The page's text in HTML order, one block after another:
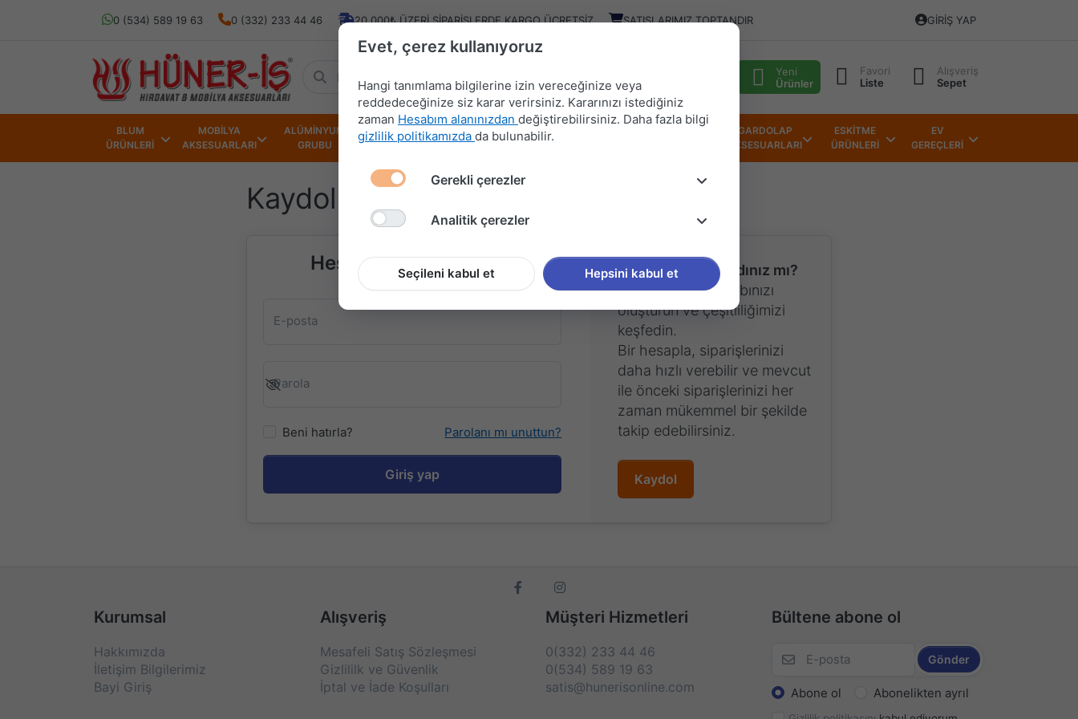
0 (534) 589 19 63 0 (332) 233 44 46 20.000₺ ÜZERI SIPARIŞLERDE KARGO ÜCRETSIZ SATIŞLARIMIZ TOPTANDIR GIRIŞ YAP
Yeni
Ürünler
Favori
Liste
Alışveriş
Sepet
BLUM
ÜRÜNLERİ
MOBİLYA
AKSESUARLARI
ALÜMİNYUM
GRUBU
HIRDAVAT
MALZEMELERİ
MUTFAK
AKSESUARLARI
GARDOLAP
AKSESUARLARI
ESKİTME
ÜRÜNLERİ
EV
GEREÇLERİ
Kaydol
Hesabınıza giriş yapın
E-posta
Parola
Beni hatırla? Parolanı mı unuttun?
Giriş yap
Henüz kayıt olmadınız mı?
Hemen kendi hesabınızı
oluşturun ve çeşitliliğimizi
keşfedin.
Bir hesapla, siparişlerinizi
daha hızlı verebilir ve mevcut
ile önceki siparişlerinizi her
zaman mükemmel bir şekilde
takip edebilirsiniz.
Kaydol
Kurumsal
Hakkımızda
İletişim Bilgilerimiz
Bayi Giriş
Alışveriş
Mesafeli Satış Sözleşmesi
Gizlililk ve Güvenlik
İptal ve İade Koşulları
Müşteri Hizmetleri
0(332) 233 44 46
0(534) 589 19 63
satis@hunerisonline.com
Bültene abone ol
Gönder
Abone ol Abonelikten ayrıl
Evet, çerez kullanıyoruz
Hangi tanımlama bilgilerine izin vereceğinize veya
reddedeceğinize siz karar verirsiniz. Kararınızı istediğiniz
zaman Hesabım alanınızdan değiştirebilirsiniz. Daha fazla bilgi
gizlilik politikamızda da bulunabilir.
Gerekli çerezler
Analitik çerezler
Seçileni kabul et Hepsini kabul et